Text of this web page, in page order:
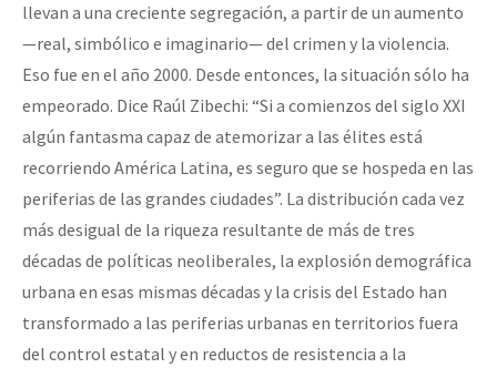
llevan a una creciente segregación, a partir de un aumento
—real, simbólico e imaginario— del crimen y la violencia.
Eso fue en el año 2000. Desde entonces, la situación sólo ha
empeorado. Dice Raúl Zibechi: “Si a comienzos del siglo XXI
algún fantasma capaz de atemorizar a las élites está
recorriendo América Latina, es seguro que se hospeda en las
periferias de las grandes ciudades”. La distribución cada vez
más desigual de la riqueza resultante de más de tres
décadas de políticas neoliberales, la explosión demográfica
urbana en esas mismas décadas y la crisis del Estado han
transformado a las periferias urbanas en territorios fuera
del control estatal y en reductos de resistencia a la